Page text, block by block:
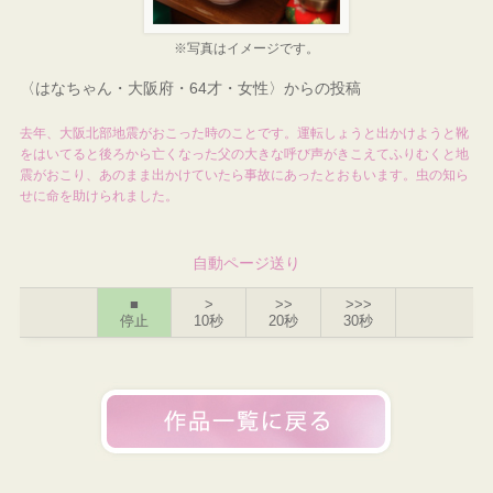
※写真はイメージです。
〈はなちゃん・大阪府・64才・女性〉からの投稿
去年、大阪北部地震がおこった時のことです。運転しょうと出かけようと靴
をはいてると後ろから亡くなった父の大きな呼び声がきこえてふりむくと地
震がおこり、あのまま出かけていたら事故にあったとおもいます。虫の知ら
せに命を助けられました。
自動ページ送り
■
停止
>
10秒
>>
20秒
>>>
30秒